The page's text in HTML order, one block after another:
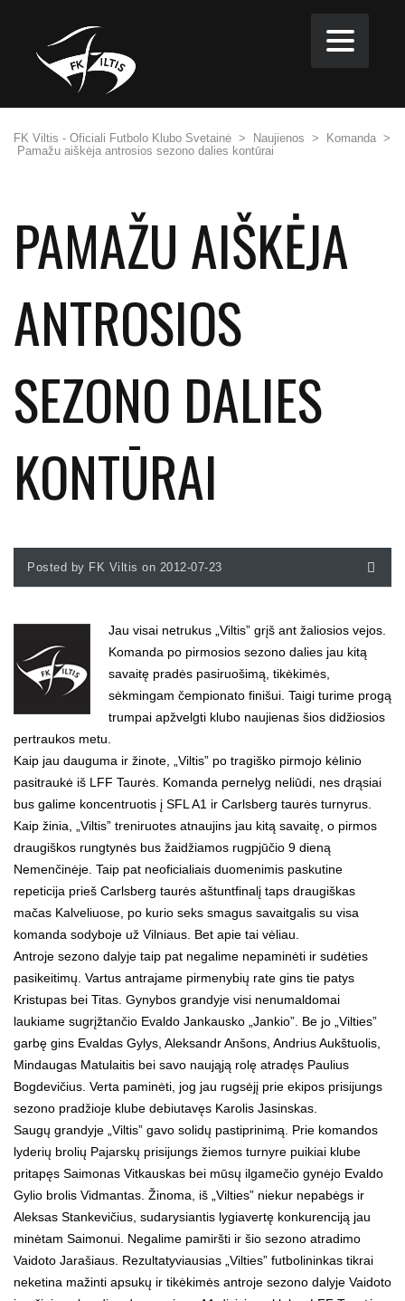
FK Viltis - Oficiali Futbolo Klubo Svetainė > Naujienos > Komanda >
Pamažu aiškėja antrosios sezono dalies kontūrai
PAMAŽU AIŠKĖJA
ANTROSIOS
SEZONO DALIES
KONTŪRAI
Posted by FK Viltis on 2012-07-23
Jau visai netrukus „Viltis” grįš ant žaliosios vejos.
Komanda po pirmosios sezono dalies jau kitą
savaitę pradės pasiruošimą, tikėkimės,
sėkmingam čempionato finišui. Taigi turime progą
trumpai apžvelgti klubo naujienas šios didžiosios
pertraukos metu.
Kaip jau dauguma ir žinote, „Viltis” po tragiško pirmojo kėlinio
pasitraukė iš LFF Taurės. Komanda pernelyg neliūdi, nes drąsiai
bus galime koncentruotis į SFL A1 ir Carlsberg taurės turnyrus.
Kaip žinia, „Viltis” treniruotes atnaujins jau kitą savaitę, o pirmos
draugiškos rungtynės bus žaidžiamos rugpjūčio 9 dieną
Nemenčinėje. Taip pat neoficialiais duomenimis paskutine
repeticija prieš Carlsberg taurės aštuntfinalį taps draugiškas
mačas Kalveliuose, po kurio seks smagus savaitgalis su visa
komanda sodyboje už Vilniaus. Bet apie tai vėliau.
Antroje sezono dalyje taip pat negalime nepaminėti ir sudėties
pasikeitimų. Vartus antrajame pirmenybių rate gins tie patys
Kristupas bei Titas. Gynybos grandyje visi nenumaldomai
laukiame sugrįžtančio Evaldo Jankausko „Jankio”. Be jo „Vilties”
garbę gins Evaldas Gylys, Aleksandr Anšons, Andrius Aukštuolis,
Mindaugas Matulaitis bei savo naująją rolę atradęs Paulius
Bogdevičius. Verta paminėti, jog jau rugsėjį prie ekipos prisijungs
sezono pradžioje klube debiutavęs Karolis Jasinskas.
Saugų grandyje „Viltis” gavo solidų pastiprinimą. Prie komandos
lyderių brolių Pajarskų prisijungs žiemos turnyre puikiai klube
pritapęs Saimonas Vitkauskas bei mūsų ilgamečio gynėjo Evaldo
Gylio brolis Vidmantas. Žinoma, iš „Vilties” niekur nepabėgs ir
Aleksas Stankevičius, sudarysiantis lygiavertę konkurenciją jau
minėtam Saimonui. Negalime pamiršti ir šio sezono atradimo
Vaidoto Jarašiaus. Rezultatyviausias „Vilties” futbolininkas tikrai
neketina mažinti apsukų ir tikėkimės antroje sezono dalyje Vaidoto